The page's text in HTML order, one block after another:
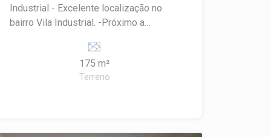
Industrial - Excelente localização no
bairro Vila Industrial. -Próximo a
fluxo. -Ótima oportunidade para
construção residencial. -Região com
fácil acesso e praticidade para o dia a
175 m²
Terreno